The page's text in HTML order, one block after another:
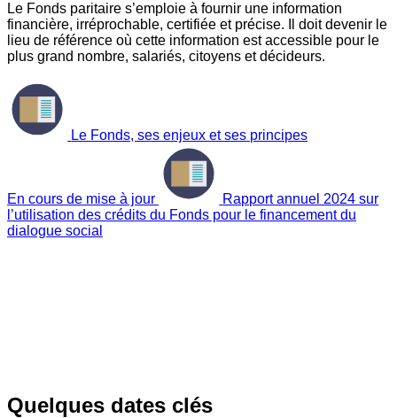
Le Fonds paritaire s’emploie à fournir une information
financière, irréprochable, certifiée et précise. Il doit devenir le
lieu de référence où cette information est accessible pour le
plus grand nombre, salariés, citoyens et décideurs.
Le Fonds, ses enjeux et ses principes
En cours de mise à jour
Rapport annuel 2024 sur
l’utilisation des crédits du Fonds pour le financement du
dialogue social
Quelques dates clés